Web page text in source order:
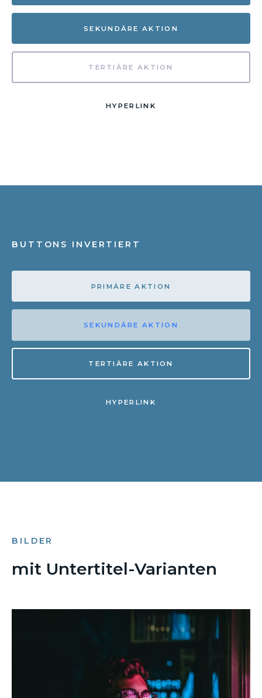
SEKUNDÄRE AKTION
TERTIÄRE AKTION
HYPERLINK
BUTTONS INVERTIERT
PRIMÄRE AKTION
SEKUNDÄRE AKTION
TERTIÄRE AKTION
HYPERLINK
BILDER
mit Untertitel-Varianten